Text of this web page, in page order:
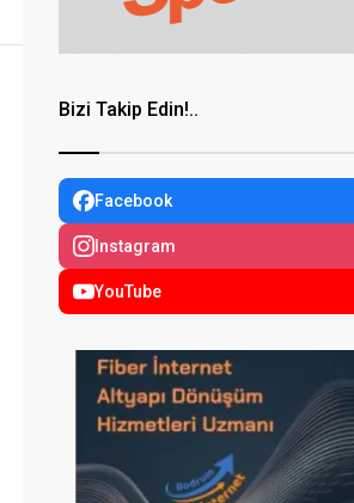
Bizi Takip Edin!..
Facebook
Instagram
YouTube